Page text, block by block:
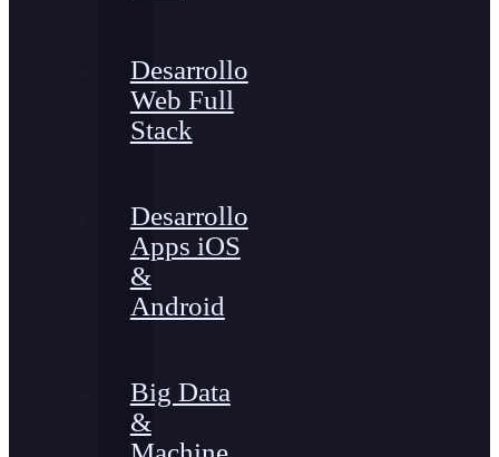
Desarrollo
Web Full
Stack
Desarrollo
Apps iOS
&
Android
Big Data
&